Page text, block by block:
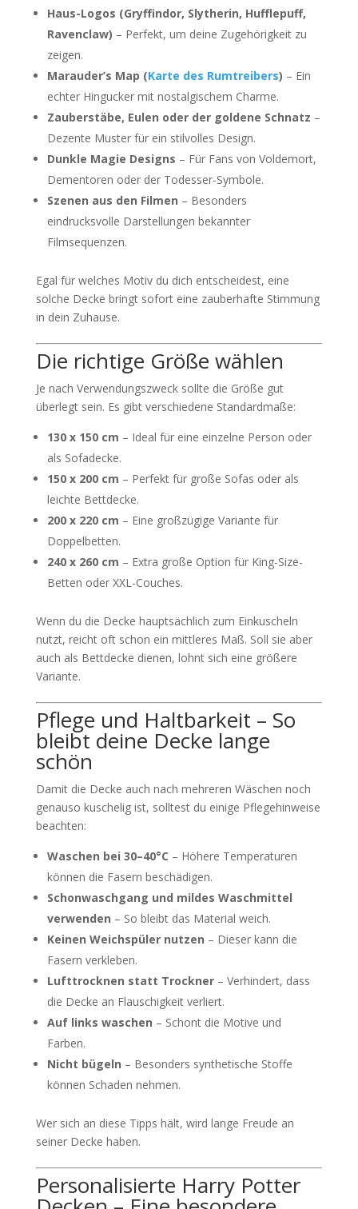
Haus-Logos (Gryffindor, Slytherin, Hufflepuff,
Ravenclaw) – Perfekt, um deine Zugehörigkeit zu
zeigen.
Marauder’s Map (Karte des Rumtreibers) – Ein
echter Hingucker mit nostalgischem Charme.
Zauberstäbe, Eulen oder der goldene Schnatz –
Dezente Muster für ein stilvolles Design.
Dunkle Magie Designs – Für Fans von Voldemort,
Dementoren oder der Todesser-Symbole.
Szenen aus den Filmen – Besonders
eindrucksvolle Darstellungen bekannter
Filmsequenzen.
Egal für welches Motiv du dich entscheidest, eine
solche Decke bringt sofort eine zauberhafte Stimmung
in dein Zuhause.
Die richtige Größe wählen
Je nach Verwendungszweck sollte die Größe gut
überlegt sein. Es gibt verschiedene Standardmaße:
130 x 150 cm – Ideal für eine einzelne Person oder
als Sofadecke.
150 x 200 cm – Perfekt für große Sofas oder als
leichte Bettdecke.
200 x 220 cm – Eine großzügige Variante für
Doppelbetten.
240 x 260 cm – Extra große Option für King-Size-
Betten oder XXL-Couches.
Wenn du die Decke hauptsächlich zum Einkuscheln
nutzt, reicht oft schon ein mittleres Maß. Soll sie aber
auch als Bettdecke dienen, lohnt sich eine größere
Variante.
Pflege und Haltbarkeit – So
bleibt deine Decke lange
schön
Damit die Decke auch nach mehreren Wäschen noch
genauso kuschelig ist, solltest du einige Pflegehinweise
beachten:
Waschen bei 30–40°C – Höhere Temperaturen
können die Fasern beschädigen.
Schonwaschgang und mildes Waschmittel
verwenden – So bleibt das Material weich.
Keinen Weichspüler nutzen – Dieser kann die
Fasern verkleben.
Lufttrocknen statt Trockner– Verhindert, dass
die Decke an Flauschigkeit verliert.
Auf links waschen – Schont die Motive und
Farben.
Nicht bügeln – Besonders synthetische Stoffe
können Schaden nehmen.
Wer sich an diese Tipps hält, wird lange Freude an
seiner Decke haben.
Personalisierte Harry Potter